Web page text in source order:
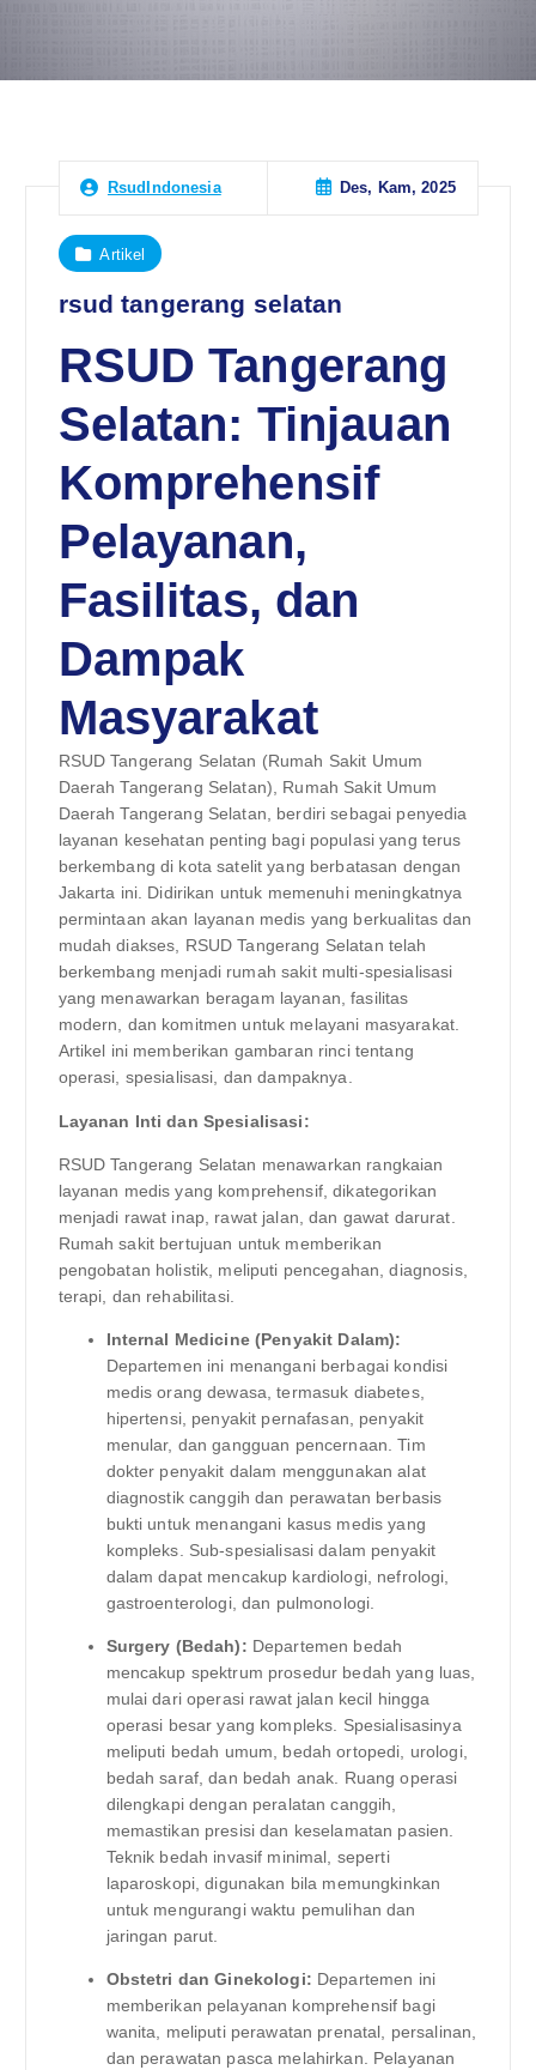
RsudIndonesia Des, Kam, 2025
Artikel
rsud tangerang selatan
RSUD Tangerang
Selatan: Tinjauan
Komprehensif
Pelayanan,
Fasilitas, dan
Dampak
Masyarakat
RSUD Tangerang Selatan (Rumah Sakit Umum
Daerah Tangerang Selatan), Rumah Sakit Umum
Daerah Tangerang Selatan, berdiri sebagai penyedia
layanan kesehatan penting bagi populasi yang terus
berkembang di kota satelit yang berbatasan dengan
Jakarta ini. Didirikan untuk memenuhi meningkatnya
permintaan akan layanan medis yang berkualitas dan
mudah diakses, RSUD Tangerang Selatan telah
berkembang menjadi rumah sakit multi-spesialisasi
yang menawarkan beragam layanan, fasilitas
modern, dan komitmen untuk melayani masyarakat.
Artikel ini memberikan gambaran rinci tentang
operasi, spesialisasi, dan dampaknya.
Layanan Inti dan Spesialisasi:
RSUD Tangerang Selatan menawarkan rangkaian
layanan medis yang komprehensif, dikategorikan
menjadi rawat inap, rawat jalan, dan gawat darurat.
Rumah sakit bertujuan untuk memberikan
pengobatan holistik, meliputi pencegahan, diagnosis,
terapi, dan rehabilitasi.
Internal Medicine (Penyakit Dalam):
Departemen ini menangani berbagai kondisi
medis orang dewasa, termasuk diabetes,
hipertensi, penyakit pernafasan, penyakit
menular, dan gangguan pencernaan. Tim
dokter penyakit dalam menggunakan alat
diagnostik canggih dan perawatan berbasis
bukti untuk menangani kasus medis yang
kompleks. Sub-spesialisasi dalam penyakit
dalam dapat mencakup kardiologi, nefrologi,
gastroenterologi, dan pulmonologi.
Surgery (Bedah): Departemen bedah
mencakup spektrum prosedur bedah yang luas,
mulai dari operasi rawat jalan kecil hingga
operasi besar yang kompleks. Spesialisasinya
meliputi bedah umum, bedah ortopedi, urologi,
bedah saraf, dan bedah anak. Ruang operasi
dilengkapi dengan peralatan canggih,
memastikan presisi dan keselamatan pasien.
Teknik bedah invasif minimal, seperti
laparoskopi, digunakan bila memungkinkan
untuk mengurangi waktu pemulihan dan
jaringan parut.
Obstetri dan Ginekologi: Departemen ini
memberikan pelayanan komprehensif bagi
wanita, meliputi perawatan prenatal, persalinan,
dan perawatan pasca melahirkan. Pelayanan